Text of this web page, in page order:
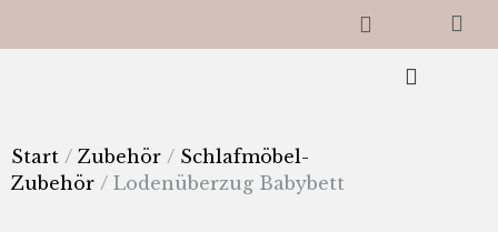
Start / Zubehör / Schlafmöbel-
Zubehör / Lodenüberzug Babybett